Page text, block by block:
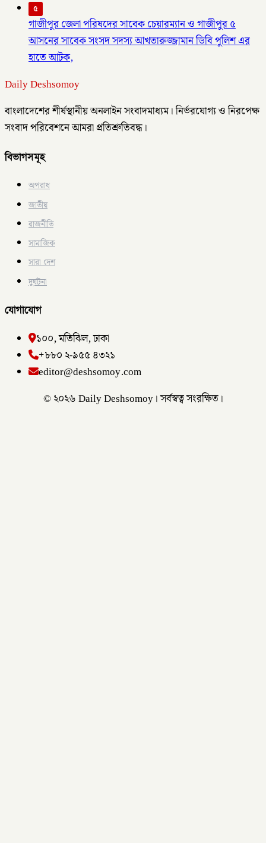
৫
গাজীপুর জেলা পরিষদের সাবেক চেয়ারম্যান ও গাজীপুর ৫
আসনের সাবেক সংসদ সদস্য আখতারুজ্জামান ডিবি পুলিশ এর
হাতে আটক,
Daily Deshsomoy
বাংলাদেশের শীর্ষস্থানীয় অনলাইন সংবাদমাধ্যম। নির্ভরযোগ্য ও নিরপেক্ষ
সংবাদ পরিবেশনে আমরা প্রতিশ্রুতিবদ্ধ।
বিভাগসমূহ
অপরাধ
জাতীয়
রাজনীতি
সামাজিক
সারা দেশ
দুর্ঘটনা
যোগাযোগ
১০০, মতিঝিল, ঢাকা
+৮৮০ ২-৯৫৫ ৪৩২১
editor@deshsomoy.com
© ২০২৬ Daily Deshsomoy। সর্বস্বত্ব সংরক্ষিত।